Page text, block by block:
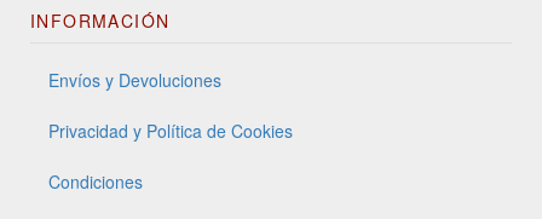
INFORMACIÓN
Envíos y Devoluciones
Privacidad y Política de Cookies
Condiciones